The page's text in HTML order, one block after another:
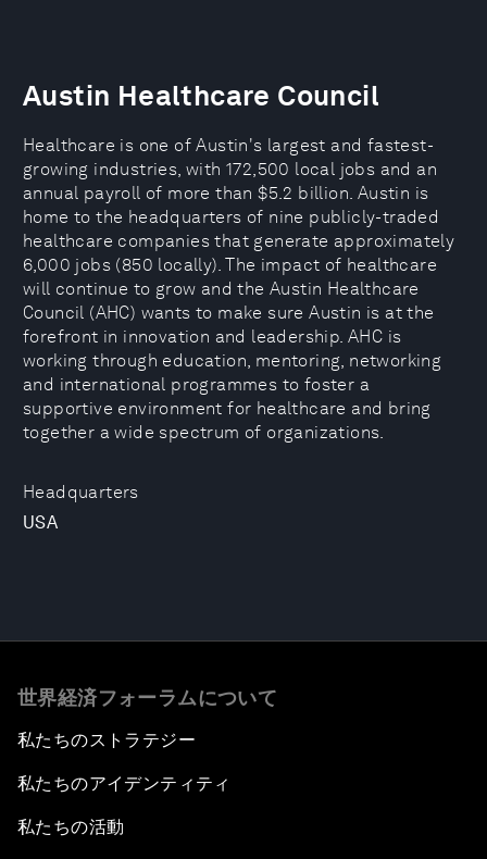
Headquarters
USA
Austin Healthcare Council
Healthcare is one of Austin's largest and fastest-
growing industries, with 172,500 local jobs and an
annual payroll of more than $5.2 billion. Austin is
home to the headquarters of nine publicly-traded
healthcare companies that generate approximately
6,000 jobs (850 locally). The impact of healthcare
will continue to grow and the Austin Healthcare
Council (AHC) wants to make sure Austin is at the
forefront in innovation and leadership. AHC is
working through education, mentoring, networking
and international programmes to foster a
supportive environment for healthcare and bring
together a wide spectrum of organizations.
世界経済フォーラムについて
私たちのストラテジー
私たちのアイデンティティ
私たちの活動